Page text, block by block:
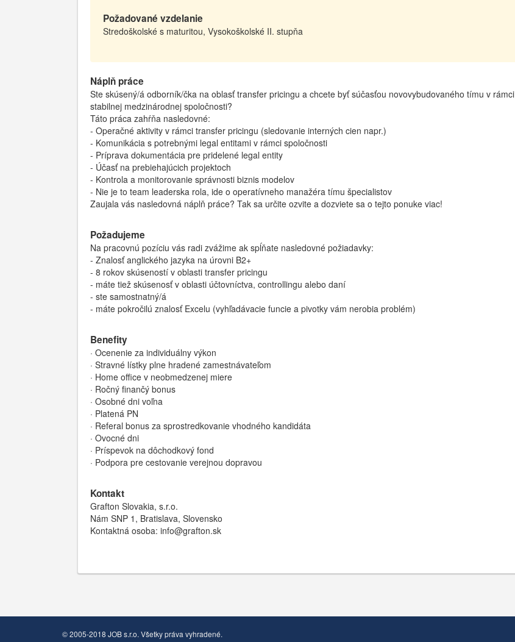
Požadované vzdelanie
Stredoškolské s maturitou, Vysokoškolské II. stupňa
Náplň práce
Ste skúsený/á odborník/čka na oblasť transfer pricingu a chcete byť súčasťou novovybudovaného tímu v rámci
stabilnej medzinárodnej spoločnosti?
Táto práca zahŕňa nasledovné:
- Operačné aktivity v rámci transfer pricingu (sledovanie interných cien napr.)
- Komunikácia s potrebnými legal entitami v rámci spoločnosti
- Príprava dokumentácia pre pridelené legal entity
- Účasť na prebiehajúcich projektoch
- Kontrola a monitorovanie správnosti biznis modelov
- Nie je to team leaderska rola, ide o operatívneho manažéra tímu špecialistov
Zaujala vás nasledovná náplň práce? Tak sa určite ozvite a dozviete sa o tejto ponuke viac!
Požadujeme
Na pracovnú pozíciu vás radi zvážime ak spĺňate nasledovné požiadavky:
- Znalosť anglického jazyka na úrovni B2+
- 8 rokov skúseností v oblasti transfer pricingu
- máte tiež skúsenosť v oblasti účtovníctva, controllingu alebo daní
- ste samostnatný/á
- máte pokročilú znalosť Excelu (vyhľadávacie funcie a pivotky vám nerobia problém)
Benefity
· Ocenenie za individuálny výkon
· Stravné lístky plne hradené zamestnávateľom
· Home office v neobmedzenej miere
· Ročný finančý bonus
· Osobné dni voľna
· Platená PN
· Referal bonus za sprostredkovanie vhodného kandidáta
· Ovocné dni
· Príspevok na dôchodkový fond
· Podpora pre cestovanie verejnou dopravou
Kontakt
Grafton Slovakia, s.r.o.
Nám SNP 1, Bratislava, Slovensko
Kontaktná osoba: info@grafton.sk
© 2005-2018 JOB s.r.o. Všetky práva vyhradené.